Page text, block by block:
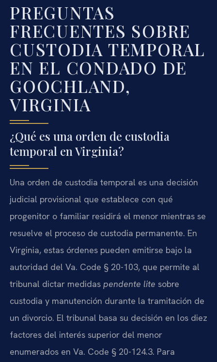
PREGUNTAS
FRECUENTES SOBRE
CUSTODIA TEMPORAL
EN EL CONDADO DE
GOOCHLAND,
VIRGINIA
¿Qué es una orden de custodia
temporal en Virginia?
Una orden de custodia temporal es una decisión
judicial provisional que establece con qué
progenitor o familiar residirá el menor mientras se
resuelve el proceso de custodia permanente. En
Virginia, estas órdenes pueden emitirse bajo la
autoridad del Va. Code § 20-103, que permite al
tribunal dictar medidas pendente lite sobre
custodia y manutención durante la tramitación de
un divorcio. El tribunal basa su decisión en los diez
factores del interés superior del menor
enumerados en Va. Code § 20-124.3. Para